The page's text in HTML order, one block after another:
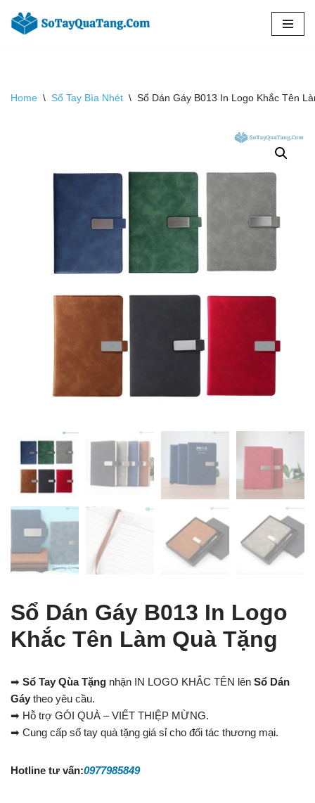
Chuyển
Home \ Sổ Tay Bìa Nhét \ Sổ Dán Gáy B013 In Logo Khắc Tên
Sổ Dán Gáy B013 In Logo
Khắc Tên Làm Quà Tặng
➡ Sổ Tay Qùa Tặng nhận IN LOGO KHẮC TÊN lên Sổ Dán
Gáy theo yêu cầu.
➡ Hỗ trợ GÓI QUÀ – VIẾT THIỆP MỪNG.
➡ Cung cấp sổ tay quà tặng giá sỉ cho đối tác thương mại.
Hotline tư vấn:0977985849